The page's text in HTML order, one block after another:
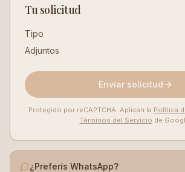
Tu solicitud
Tipo
Adjuntos
Enviar solicitud
Protegido por reCAPTCHA. Aplican la Política
Términos del Servicio de
¿Preferís WhatsApp?